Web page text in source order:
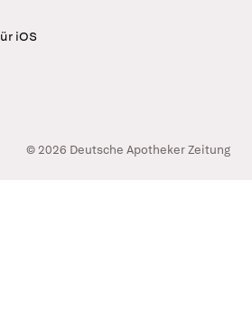
iOS
© 2026 Deutsche Apotheker Zeitung